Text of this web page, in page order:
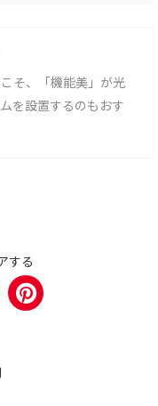
そ、「機能美」が光
を設置するのもおす
する